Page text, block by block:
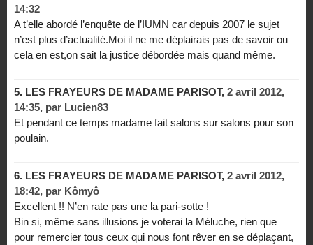
14:32
A t’elle abordé l’enquête de l’IUMN car depuis 2007 le sujet
n’est plus d’actualité.Moi il ne me déplairais pas de savoir ou
cela en est,on sait la justice débordée mais quand même.
5. LES FRAYEURS DE MADAME PARISOT, 2 avril 2012,
14:35, par Lucien83
Et pendant ce temps madame fait salons sur salons pour son
poulain.
6. LES FRAYEURS DE MADAME PARISOT, 2 avril 2012,
18:42, par Kômyô
Excellent !! N’en rate pas une la pari-sotte !
Bin si, même sans illusions je voterai la Méluche, rien que
pour remercier tous ceux qui nous font rêver en se déplaçant,